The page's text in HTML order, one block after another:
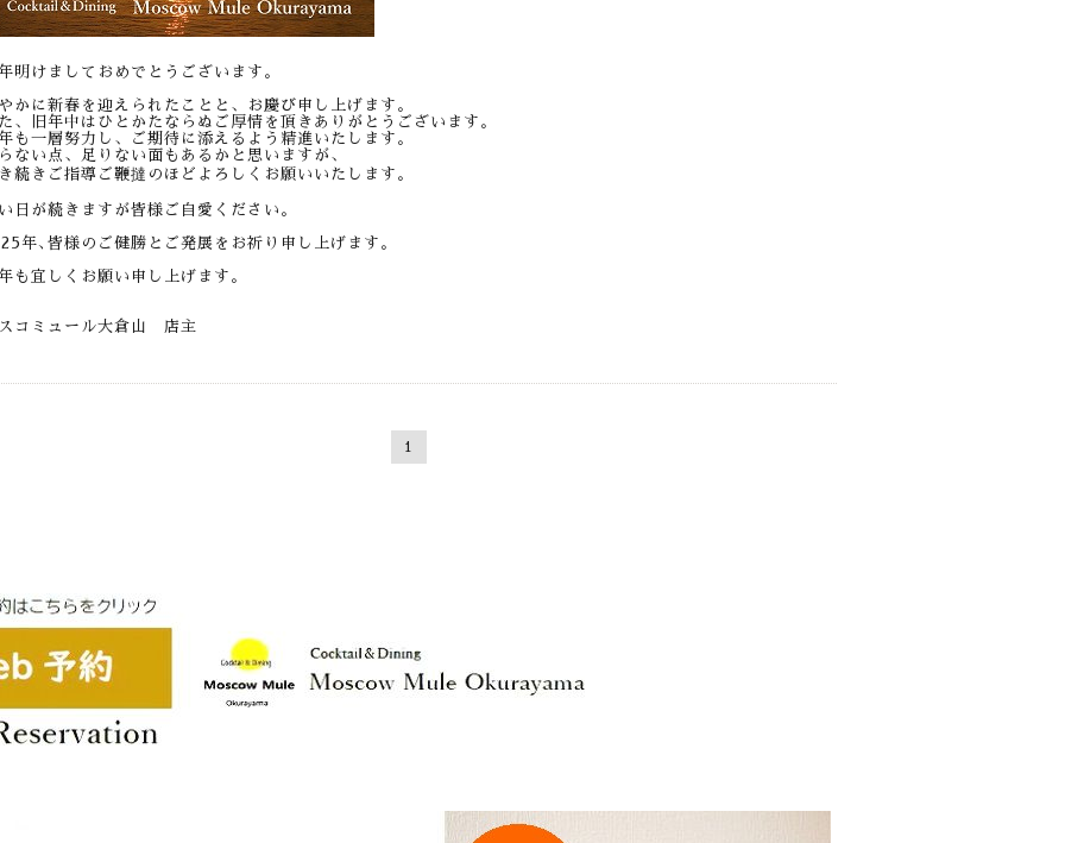
明けましておめでとうございます。
かに新春を迎えられたことと、お慶び申し上げます。
、旧年中はひとかたならぬご厚情を頂きありがとうございます。
も一層努力し、ご期待に添えるよう精進いたします。
ない点、足りない面もあるかと思いますが、
続きご指導ご鞭撻のほどよろしくお願いいたします。
日が続きますが皆様ご自愛ください。
年､皆様のご健勝とご発展をお祈り申し上げます。
も宜しくお願い申し上げます。
コミュール大倉山 店主
1